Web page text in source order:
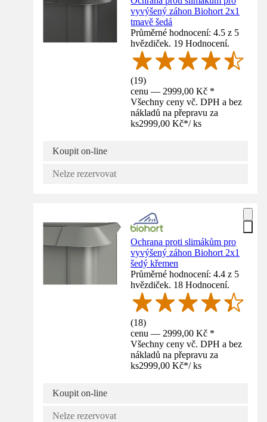
vyvýšený záhon Biohort 2x1
tmavě šedá
Průměrné hodnocení: 4.5 z 5
hvězdiček. 19 Hodnocení.
(19)
cenu — 2999,00 Kč *
Všechny ceny vč. DPH a bez
nákladů na přepravu za
ks2999,00 Kč*/ ks
Koupit on-line
Nelze rezervovat
Ochrana proti slimákům pro
vyvýšený záhon Biohort 2x1
šedý křemen
Průměrné hodnocení: 4.4 z 5
hvězdiček. 18 Hodnocení.
(18)
cenu — 2999,00 Kč *
Všechny ceny vč. DPH a bez
nákladů na přepravu za
ks2999,00 Kč*/ ks
Koupit on-line
Nelze rezervovat